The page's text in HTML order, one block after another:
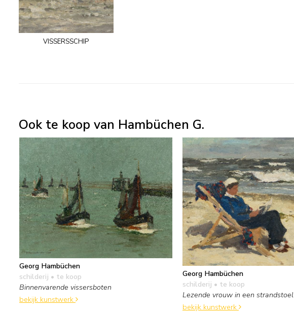
vissersschip
Ook te koop van Hambüchen G.
Georg Hambüchen
schilderij • te koop
Binnenvarende vissersboten
bekijk kunstwerk
Georg Hambüchen
schilderij • te koop
Lezende vrouw in een strandstoel
bekijk kunstwerk